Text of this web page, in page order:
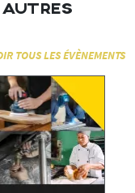
TOUS LES ÉVÈNEMENTS